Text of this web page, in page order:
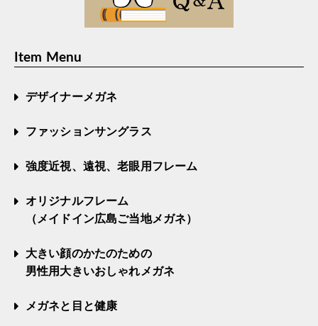
Item Menu
デザイナーメガネ
ファッションサングラス
強度近視、遠視、老眼用フレーム
オリジナルフレーム
（メイドイン広島ご当地メガネ）
大きい顔のかたのための
男性用大きいおしゃれメガネ
メガネと目と健康